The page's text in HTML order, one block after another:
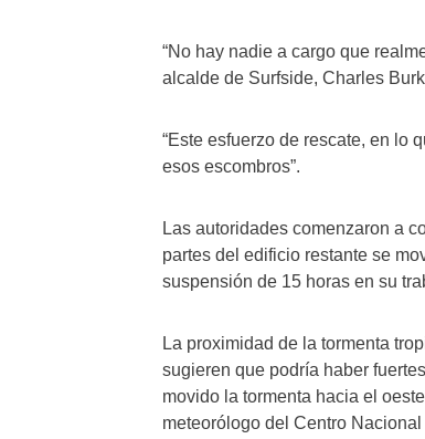
“No hay nadie a cargo que
alcalde de Surfside, Charles
“Este esfuerzo de rescate, en lo
esos escombros”.
Las autoridades comenzaron a
partes del edificio restante se
suspensión de 15 horas en su
La proximidad de la tormenta
sugieren que podría haber
movido la tormenta hacia el
meteorólogo del Centro